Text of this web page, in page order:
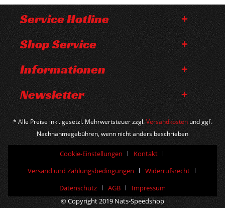
Service Hotline
Shop Service
Informationen
Newsletter
* Alle Preise inkl. gesetzl. Mehrwertsteuer zzgl.Versandkosten und ggf.
Nachnahmegebühren, wenn nicht anders beschrieben
Cookie-Einstellungen
Kontakt
Versand und Zahlungsbedingungen
Widerrufsrecht
Datenschutz
AGB
Impressum
© Copyright 2019 Nats-Speedshop